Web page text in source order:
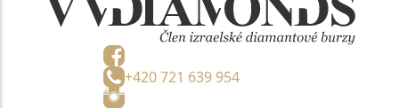
+420 721 639 954